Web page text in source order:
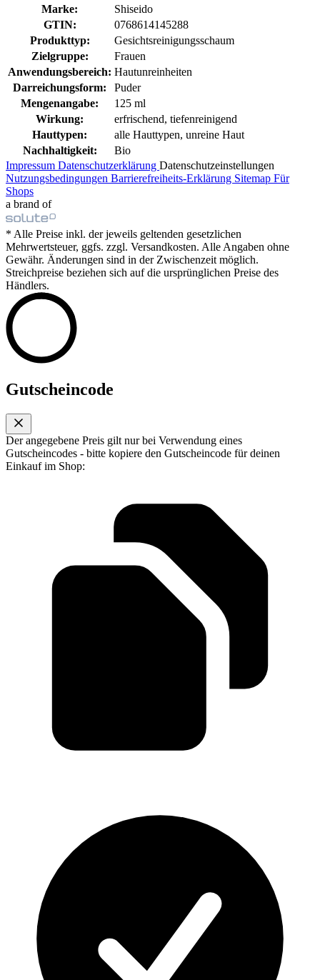
Marke:
Shiseido
GTIN:
0768614145288
Produkttyp:
Gesichtsreinigungsschaum
Zielgruppe:
Frauen
Anwendungsbereich: Hautunreinheiten
Darreichungsform:
Puder
Mengenangabe:
125 ml
Wirkung:
erfrischend, tiefenreinigend
Hauttypen:
alle Hauttypen, unreine Haut
Nachhaltigkeit:
Bio
Impressum Datenschutzerklärung Datenschutzeinstellungen
Nutzungsbedingungen Barrierefreiheits-Erklärung Sitemap Für
Shops
a brand of
* Alle Preise inkl. der jeweils geltenden gesetzlichen
Mehrwertsteuer, ggfs. zzgl. Versandkosten. Alle Angaben ohne
Gewähr. Änderungen sind in der Zwischenzeit möglich.
Streichpreise beziehen sich auf die ursprünglichen Preise des
Händlers.
Gutscheincode
Der angegebene Preis gilt nur bei Verwendung eines
Gutscheincodes - bitte kopiere den Gutscheincode für deinen
Einkauf im Shop: